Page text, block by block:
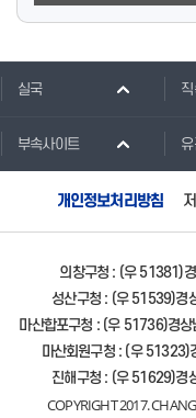
실국
부속사이트
개인정보처리방침
의창구청 : (우 51381)
성산구청 : (우 51539)경
마산합포구청 : (우 51736)경
마산회원구청 : (우 51323)
진해구청 : (우 51629)경
COPYRIGHT 2017.